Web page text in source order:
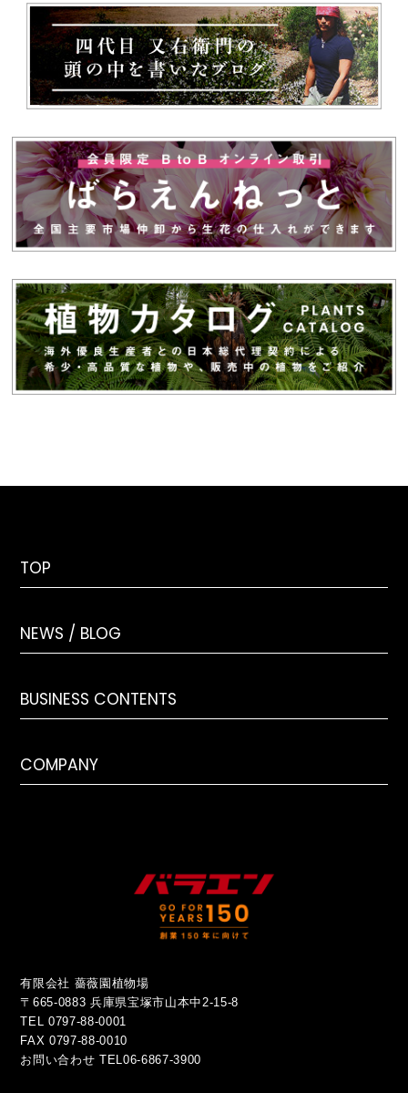
TOP
NEWS / BLOG
BUSINESS CONTENTS
COMPANY
有限会社 薔薇園植物場
〒665-0883 兵庫県宝塚市山本中2-15-8
TEL 0797-88-0001
FAX 0797-88-0010
お問い合わせTEL06-6867-3900